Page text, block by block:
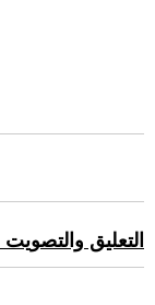
التعليق